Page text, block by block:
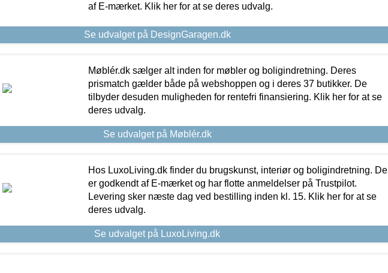
af E-mærket. Klik her for at se deres udvalg.
Se udvalget på DesignGaragen.dk
Møblér.dk sælger alt inden for møbler og boligindretning. Deres
prismatch gælder både på webshoppen og i deres 37 butikker. De
tilbyder desuden muligheden for rentefri finansiering. Klik her for at se
deres udvalg.
Se udvalget på Møblér.dk
Hos LuxoLiving.dk finder du brugskunst, interiør og boligindretning. De
er godkendt af E-mærket og har flotte anmeldelser på Trustpilot.
Levering sker næste dag ved bestilling inden kl. 15. Klik her for at se
deres udvalg.
Se udvalget på LuxoLiving.dk